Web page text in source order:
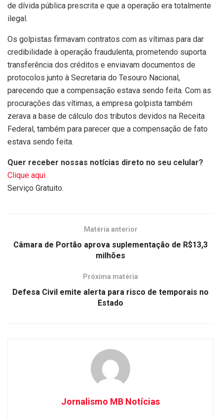
de dívida pública prescrita e que a operação era totalmente
ilegal.
Os golpistas firmavam contratos com as vítimas para dar
credibilidade à operação fraudulenta, prometendo suporta
transferência dos créditos e enviavam documentos de
protocolos junto à Secretaria do Tesouro Nacional,
parecendo que a compensação estava sendo feita. Com as
procurações das vítimas, a empresa golpista também
zerava a base de cálculo dos tributos devidos na Receita
Federal, também para parecer que a compensação de fato
estava sendo feita.
Quer receber nossas notícias direto no seu celular?
Clique aqui
Serviço Gratuito.
Matéria anterior
Câmara de Portão aprova suplementação de R$13,3
milhões
Próxima matéria
Defesa Civil emite alerta para risco de temporais no
Estado
Jornalismo MB Notícias